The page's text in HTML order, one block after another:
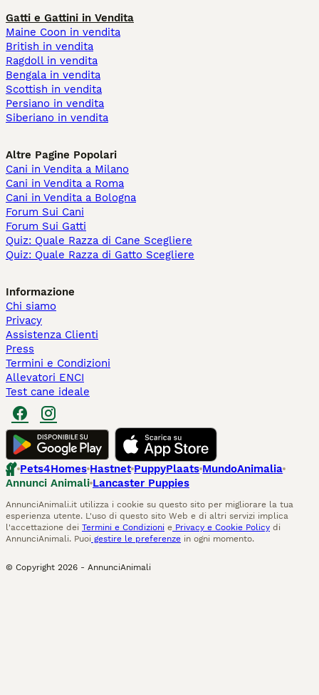
Gatti e Gattini in Vendita
Maine Coon in vendita
British in vendita
Ragdoll in vendita
Bengala in vendita
Scottish in vendita
Persiano in vendita
Siberiano in vendita
Altre Pagine Popolari
Cani in Vendita a Milano
Cani in Vendita a Roma
Cani in Vendita a Bologna
Forum Sui Cani
Forum Sui Gatti
Quiz: Quale Razza di Cane Scegliere
Quiz: Quale Razza di Gatto Scegliere
Informazione
Chi siamo
Privacy
Assistenza Clienti
Press
Termini e Condizioni
Allevatori ENCI
Test cane ideale
Pets4Homes Hastnet PuppyPlaats MundoAnimalia
Annunci Animali Lancaster Puppies
AnnunciAnimali.it utilizza i cookie su questo sito per migliorare la tua
esperienza utente. L'uso di questo sito Web e di altri servizi implica
l'accettazione dei Termini e Condizioni e Privacy e Cookie Policy di
AnnunciAnimali. Puoi gestire le preferenze in ogni momento.
© Copyright 2026 - AnnunciAnimali